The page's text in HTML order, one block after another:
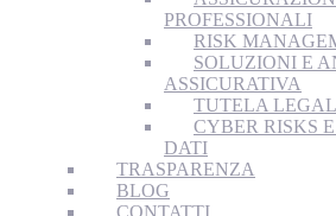
PROFESSIONALI
RISK
SOLUZIONI E
ASSICURATIVA
TUTELA
CYBER RISKS
DATI
TRASPARENZA
BLOG
CONTATTI